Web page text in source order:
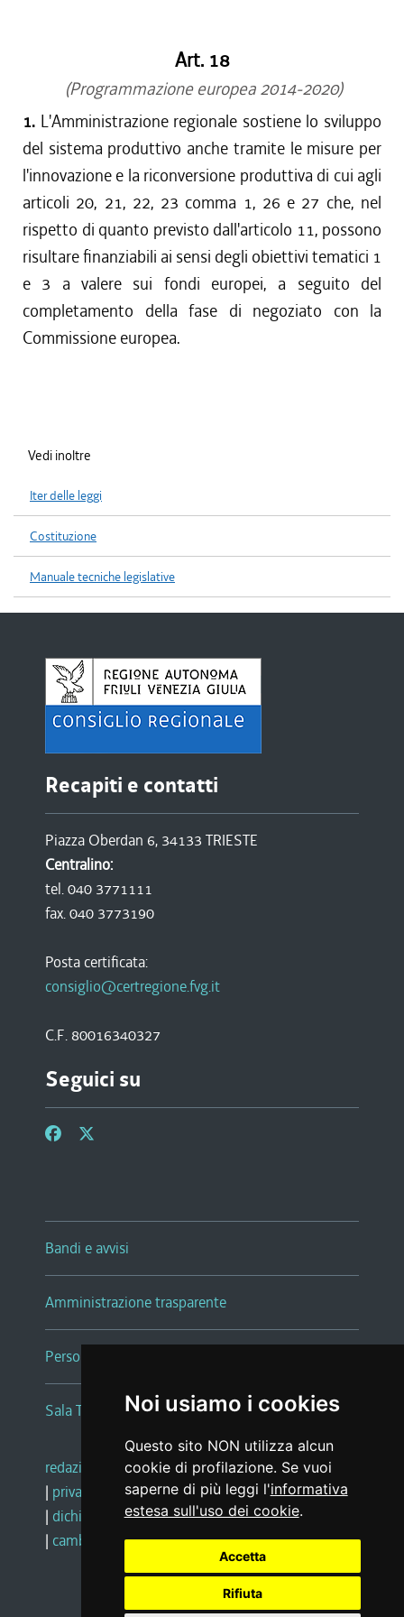
Noi usiamo i cookies
Questo sito NON utilizza alcun
cookie di profilazione. Se vuoi
saperne di più leggi l'informativa
estesa sull'uso dei cookie.
Accetta
Rifiuta
dal 15/12/2016 al 31/12/2016
dal 13/08/2016 al 14/12/2016
dal 13/04/2016 al 12/08/2016
dal 01/01/2016 al 12/04/2016
dal 13/11/2015 al 31/12/2015
dal 01/10/2015 al 12/11/2015
dal 11/08/2015 al 30/09/2015
dal 23/07/2015 al 10/08/2015
dal 26/02/2015 al 22/07/2015
Art. 18
(Programmazione europea 2014-2020)
1. L'Amministrazione regionale sostiene lo sviluppo
del sistema produttivo anche tramite le misure per
l'innovazione e la riconversione produttiva di cui agli
articoli 20, 21, 22, 23 comma 1, 26 e 27 che, nel
rispetto di quanto previsto dall'articolo 11, possono
risultare finanziabili ai sensi degli obiettivi tematici 1
e 3 a valere sui fondi europei, a seguito del
completamento della fase di negoziato con la
Commissione europea.
Vedi inoltre
Iter delle leggi
Costituzione
Manuale tecniche legislative
Recapiti e contatti
Piazza Oberdan 6, 34133 TRIESTE
Centralino:
tel. 040 3771111
fax. 040 3773190
Posta certificata:
consiglio@certregione.fvg.it
C.F. 80016340327
Seguici su
Bandi e avvisi
Amministrazione trasparente
Persone e Uffici
Sala Tiziano Tessitori
redazione web |note legali |glossario
| privacy
social media policy
| dichiarazione di accessibilità |feedback
| cambio preferenze cookie
Realizzato da